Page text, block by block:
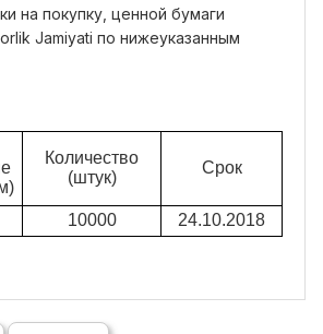
на покупку, ценной бумаги
Jamiyati по нижеуказанным
Количество
(штук)
Срок
10000 24.10.2018